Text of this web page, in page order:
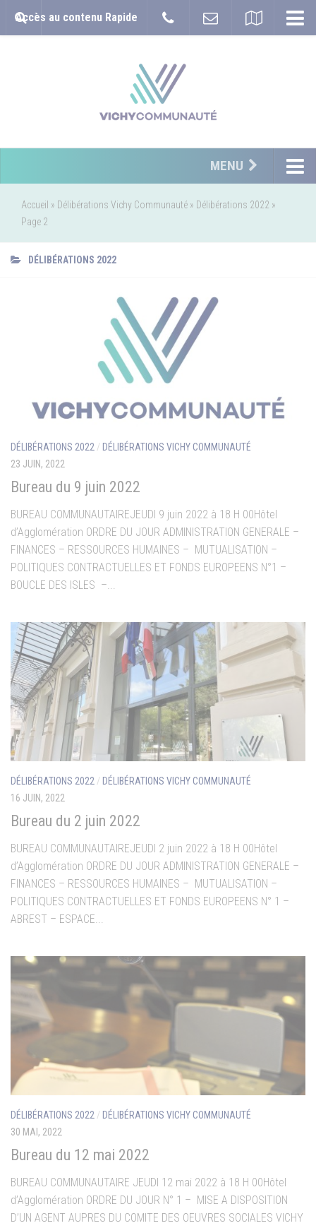
Accès au contenu Rapide
MENU
Accueil » Délibérations Vichy Communauté » Délibérations 2022 »
Page 2
DÉLIBÉRATIONS 2022
DÉLIBÉRATIONS 2022 / DÉLIBÉRATIONS VICHY COMMUNAUTÉ
23 JUIN, 2022
Bureau du 9 juin 2022
BUREAU COMMUNAUTAIREJEUDI 9 juin 2022 à 18 H 00Hôtel
d’Agglomération ORDRE DU JOUR ADMINISTRATION GENERALE –
FINANCES – RESSOURCES HUMAINES – MUTUALISATION –
POLITIQUES CONTRACTUELLES ET FONDS EUROPEENS N°1 –
BOUCLE DES ISLES –...
DÉLIBÉRATIONS 2022 / DÉLIBÉRATIONS VICHY COMMUNAUTÉ
16 JUIN, 2022
Bureau du 2 juin 2022
BUREAU COMMUNAUTAIREJEUDI 2 juin 2022 à 18 H 00Hôtel
d’Agglomération ORDRE DU JOUR ADMINISTRATION GENERALE –
FINANCES – RESSOURCES HUMAINES – MUTUALISATION –
POLITIQUES CONTRACTUELLES ET FONDS EUROPEENS N° 1 –
ABREST – ESPACE...
DÉLIBÉRATIONS 2022 / DÉLIBÉRATIONS VICHY COMMUNAUTÉ
30 MAI, 2022
Bureau du 12 mai 2022
BUREAU COMMUNAUTAIRE JEUDI 12 mai 2022 à 18 H 00Hôtel
d’Agglomération ORDRE DU JOUR N° 1 – MISE A DISPOSITION
D’UN AGENT AUPRES DU COMITE DES OEUVRES SOCIALES VICHY